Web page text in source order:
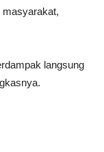
masyarakat,
langsung